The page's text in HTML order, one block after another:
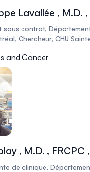
Lavallée , M.D. ,
sous contrat,
Chercheur, CHU
and Cancer
, M.D. , FRCPC
de clinique,